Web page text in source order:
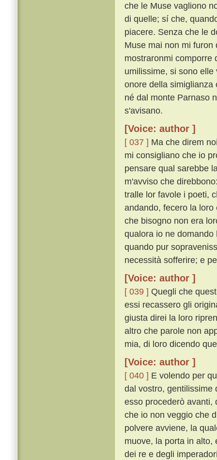
che le Muse vagliono
di quelle; sí che,
piacere. Senza che le
Muse mai non mi
mostraronmi comporre
umilissime, si sono
onore della simiglianza
né dal monte Parnaso
s'avisano.
[Voice: author ]
[ 037 ] Ma che direm
mi consigliano che io
pensare qual sarebbe
m'avviso che
tralle lor favole i poeti,
andando, fecero la
che bisogno non era
qualora io ne
quando pur
necessità sofferire; e
[Voice: author ]
[ 039 ] Quegli che
essi recassero gli
giusta direi la loro
altro che parole non
mia, di loro dicendo
[Voice: author ]
[ 040 ] E volendo per
dal vostro, gentilissime
esso procederò avanti,
che io non veggio che
polvere avviene, la
muove, la porta in alto,
dei re e degli